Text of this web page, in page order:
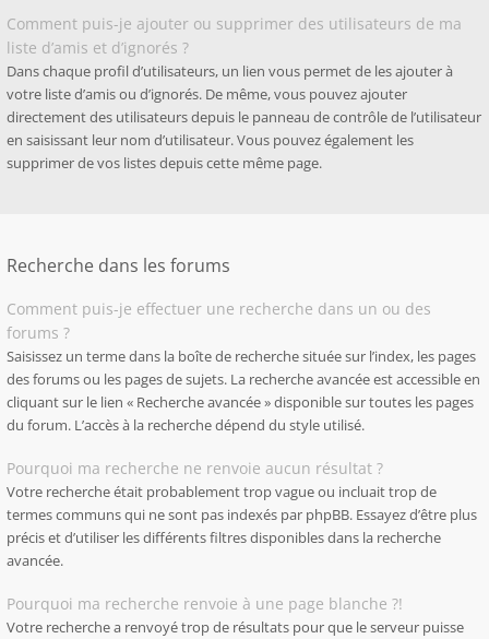
Comment puis-je ajouter ou supprimer des utilisateurs de ma
liste d’amis et d’ignorés ?
Dans chaque profil d’utilisateurs, un lien vous permet de les ajouter à
votre liste d’amis ou d’ignorés. De même, vous pouvez ajouter
directement des utilisateurs depuis le panneau de contrôle de l’utilisateur
en saisissant leur nom d’utilisateur. Vous pouvez également les
supprimer de vos listes depuis cette même page.
Recherche dans les forums
Comment puis-je effectuer une recherche dans un ou des
forums ?
Saisissez un terme dans la boîte de recherche située sur l’index, les pages
des forums ou les pages de sujets. La recherche avancée est accessible en
cliquant sur le lien « Recherche avancée » disponible sur toutes les pages
du forum. L’accès à la recherche dépend du style utilisé.
Pourquoi ma recherche ne renvoie aucun résultat ?
Votre recherche était probablement trop vague ou incluait trop de
termes communs qui ne sont pas indexés par phpBB. Essayez d’être plus
précis et d’utiliser les différents filtres disponibles dans la recherche
avancée.
Pourquoi ma recherche renvoie à une page blanche ?!
Votre recherche a renvoyé trop de résultats pour que le serveur puisse